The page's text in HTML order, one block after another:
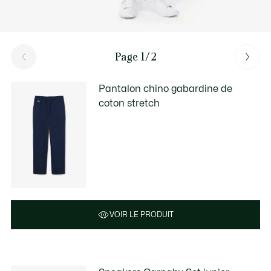
Page 1/2
Pantalon chino gabardine de
coton stretch
VOIR LE PRODUIT